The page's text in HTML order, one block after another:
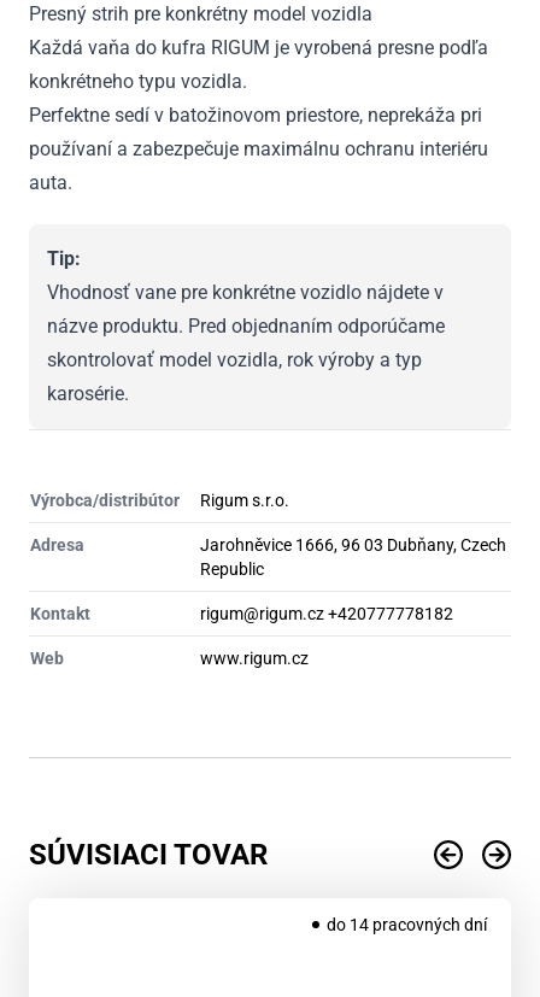
Presný strih pre konkrétny model vozidla
Každá vaňa do kufra RIGUM je vyrobená presne podľa
konkrétneho typu vozidla.
Perfektne sedí v batožinovom priestore, neprekáža pri
používaní a zabezpečuje maximálnu ochranu interiéru
auta.
Tip:
Vhodnosť vane pre konkrétne vozidlo nájdete v
názve produktu. Pred objednaním odporúčame
skontrolovať model vozidla, rok výroby a typ
karosérie.
Výrobca/distribútor Rigum s.r.o.
Adresa
Jarohněvice 1666, 96 03 Dubňany, Czech
Republic
Kontakt rigum@rigum.cz +420777778182
Web www.rigum.cz
SÚVISIACI TOVAR
do 14 pracovných dní